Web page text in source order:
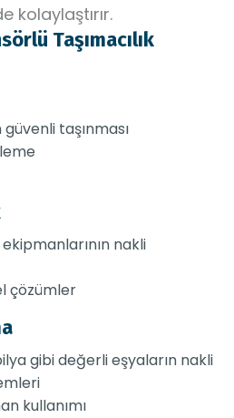
kolaylaştırır.
Taşımacılık
taşınması
nakli
çözümler
gibi değerli eşyaların nakli
kullanımı